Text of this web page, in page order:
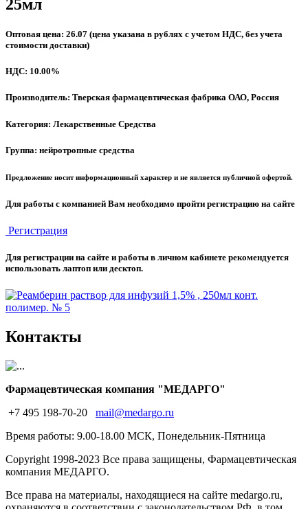
25мл
Оптовая цена: 26.07 (цена указана в рублях с учетом НДС, без учета
стоимости доставки)
НДС: 10.00%
Производитель: Тверская фармацевтическая фабрика ОАО, Россия
Категория: Лекарственные Средства
Группа: нейротропные средства
Предложение носит информационный характер и не является публичной офертой.
Для работы с компанией Вам необходимо пройти регистрацию на сайте
Регистрация
Для регистрации на сайте и работы в личном кабинете рекомендуется
использовать лаптоп или десктоп.
Контакты
Фармацевтическая компания "МЕДАРГО"
+7 495 198-70-20
mail@medargo.ru
Время работы: 9.00-18.00 МСК, Понедельник-Пятница
Copyright 1998-2023 Все права защищены, Фармацевтическая
компания МЕДАРГО.
Все права на материалы, находящиеся на сайте medargo.ru,